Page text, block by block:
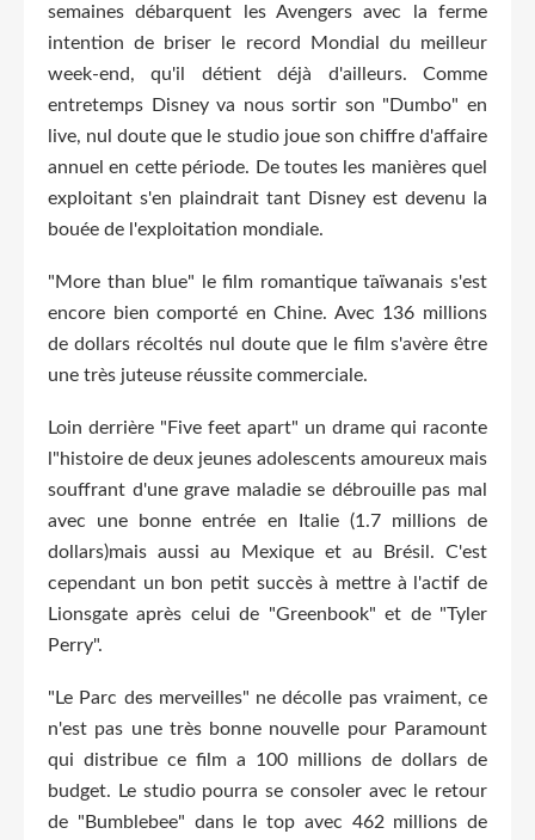
semaines débarquent les Avengers avec la ferme
intention de briser le record Mondial du meilleur
week-end, qu'il détient déjà d'ailleurs. Comme
entretemps Disney va nous sortir son "Dumbo" en
live, nul doute que le studio joue son chiffre d'affaire
annuel en cette période. De toutes les manières quel
exploitant s'en plaindrait tant Disney est devenu la
bouée de l'exploitation mondiale.
"More than blue" le film romantique taïwanais s'est
encore bien comporté en Chine. Avec 136 millions
de dollars récoltés nul doute que le film s'avère être
une très juteuse réussite commerciale.
Loin derrière "Five feet apart" un drame qui raconte
l"histoire de deux jeunes adolescents amoureux mais
souffrant d'une grave maladie se débrouille pas mal
avec une bonne entrée en Italie (1.7 millions de
dollars)mais aussi au Mexique et au Brésil. C'est
cependant un bon petit succès à mettre à l'actif de
Lionsgate après celui de "Greenbook" et de "Tyler
Perry".
"Le Parc des merveilles" ne décolle pas vraiment, ce
n'est pas une très bonne nouvelle pour Paramount
qui distribue ce film a 100 millions de dollars de
budget. Le studio pourra se consoler avec le retour
de "Bumblebee" dans le top avec 462 millions de